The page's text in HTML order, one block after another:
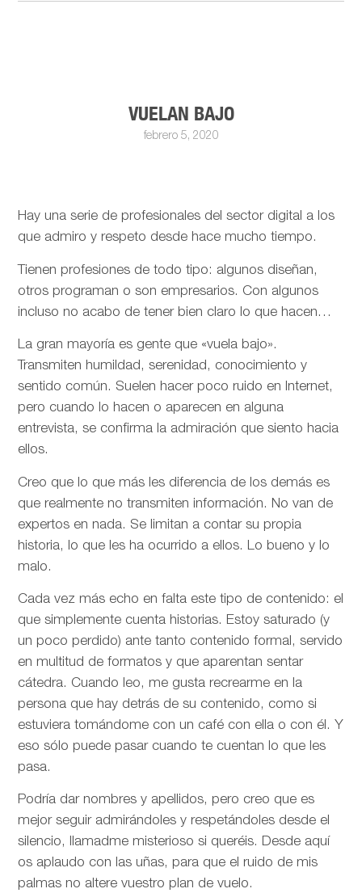
VUELAN BAJO
febrero 5, 2020
Hay una serie de profesionales del sector digital a los
que admiro y respeto desde hace mucho tiempo.
Tienen profesiones de todo tipo: algunos diseñan,
otros programan o son empresarios. Con algunos
incluso no acabo de tener bien claro lo que hacen…
La gran mayoría es gente que «vuela bajo».
Transmiten humildad, serenidad, conocimiento y
sentido común. Suelen hacer poco ruido en Internet,
pero cuando lo hacen o aparecen en alguna
entrevista, se confirma la admiración que siento hacia
ellos.
Creo que lo que más les diferencia de los demás es
que realmente no transmiten información. No van de
expertos en nada. Se limitan a contar su propia
historia, lo que les ha ocurrido a ellos. Lo bueno y lo
malo.
Cada vez más echo en falta este tipo de contenido: el
que simplemente cuenta historias. Estoy saturado (y
un poco perdido) ante tanto contenido formal, servido
en multitud de formatos y que aparentan sentar
cátedra. Cuando leo, me gusta recrearme en la
persona que hay detrás de su contenido, como si
estuviera tomándome con un café con ella o con él. Y
eso sólo puede pasar cuando te cuentan lo que les
pasa.
Podría dar nombres y apellidos, pero creo que es
mejor seguir admirándoles y respetándoles desde el
silencio, llamadme misterioso si queréis. Desde aquí
os aplaudo con las uñas, para que el ruido de mis
palmas no altere vuestro plan de vuelo.